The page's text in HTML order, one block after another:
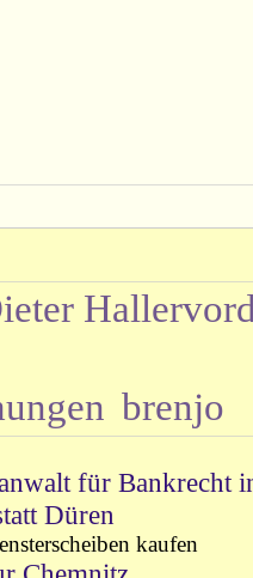
brenjo
für Bankrecht
Düren
kaufen